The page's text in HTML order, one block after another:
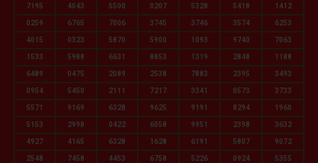
7195 4043 5500 0207 5328 5418 1412
0259 6765 7006 3745 3746 3574 6253
4015 0323 5870 5900 1093 9740 7063
1533 5988 6631 8853 1319 2848 1188
6489 0475 2089 2538 7883 2395 3493
0954 5450 2111 7217 3341 0573 3733
5571 9169 6328 9625 9191 8294 1960
5153 2998 0422 6058 9951 2398 3632
4927 4165 6328 1628 6191 5807 9072
2548 7458 4453 6758 5226 0924 5355